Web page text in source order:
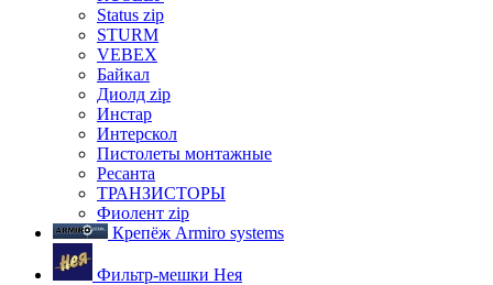
Status zip
STURM
VEBEX
Байкал
Диолд zip
Инстар
Интерскол
Пистолеты монтажные
Ресанта
ТРАНЗИСТОРЫ
Фиолент zip
Крепёж Armiro systems
Фильтр-мешки Нея